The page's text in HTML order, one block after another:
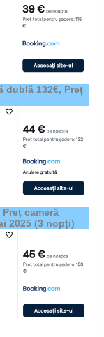
dublă 132€, Preț
Preț cameră
2025(3 nopți)